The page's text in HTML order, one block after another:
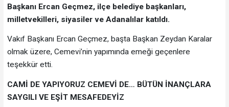
Başkanı Ercan Geçmez, ilçe belediye başkanları,
milletvekilleri, siyasiler ve Adanalılar katıldı.
Vakıf Başkanı Ercan Geçmez, başta Başkan Zeydan Karalar
olmak üzere, Cemevi’nin yapımında emeği geçenlere
teşekkür etti.
CAMİ DE YAPIYORUZ CEMEVİ DE… BÜTÜN İNANÇLARA
SAYGILI VE EŞİT MESAFEDEYİZ